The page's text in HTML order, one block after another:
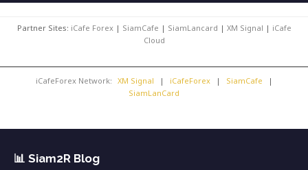
Partner Sites: iCafe Forex| SiamCafe | SiamLancard | XM Signal | iCafe
Cloud
iCafeForex Network: XM Signal | iCafeForex | SiamCafe
|
SiamLanCard
📊 Siam2R Blog